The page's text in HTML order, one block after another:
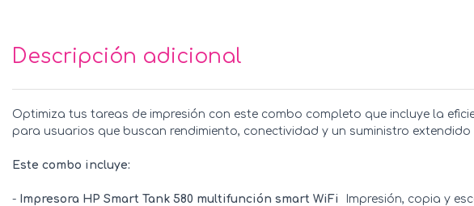
Descripción adicional
Optimiza tus tareas de impresión con este combo completo que incluye la
para usuarios que buscan rendimiento, conectividad y un suministro
Este combo incluye:
- Impresora HP Smart Tank 580 multifunción smart WiFi
 Impresión, copia y